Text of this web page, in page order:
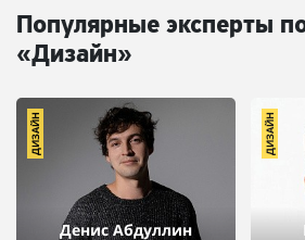
Популярные эксперты
«Дизайн»
Денис Абдуллин
ДИЗАЙН ДИЗАЙН